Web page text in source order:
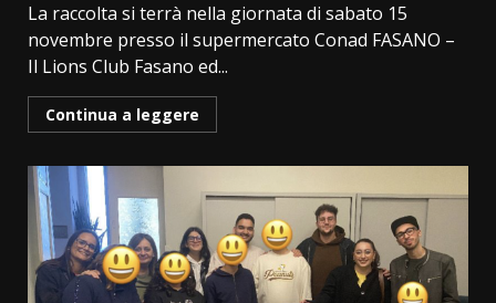
La raccolta si terrà nella giornata di sabato 15
novembre presso il supermercato Conad FASANO –
Il Lions Club Fasano ed...
Continua a leggere